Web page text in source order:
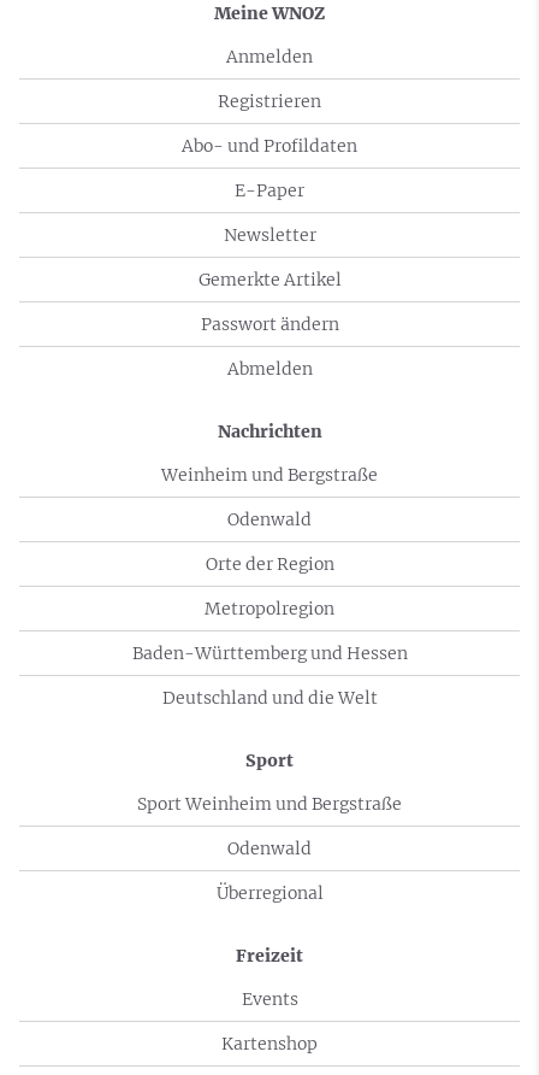
Meine WNOZ
Anmelden
Registrieren
Abo- und Profildaten
E-Paper
Newsletter
Gemerkte Artikel
Passwort ändern
Abmelden
Nachrichten
Weinheim und Bergstraße
Odenwald
Orte der Region
Metropolregion
Baden-Württemberg und Hessen
Deutschland und die Welt
Sport
Sport Weinheim und Bergstraße
Odenwald
Überregional
Freizeit
Events
Kartenshop